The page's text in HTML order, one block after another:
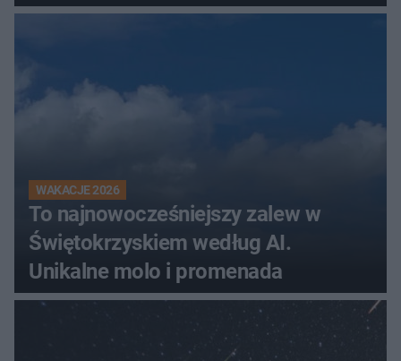
Świętokrzyskiem
WAKACJE 2026
To najnowocześniejszy zalew w
Świętokrzyskiem według AI.
Unikalne molo i promenada